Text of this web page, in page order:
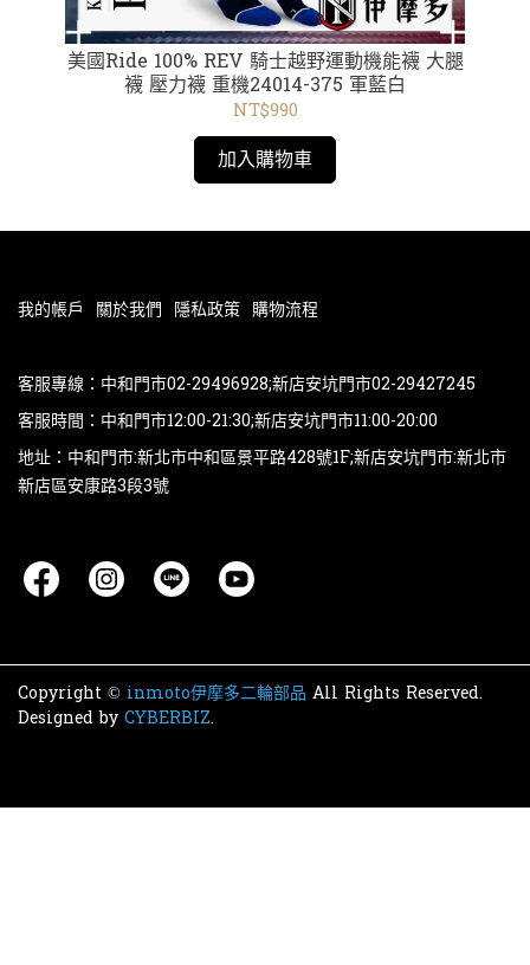
美國Ride 100% REV 騎士越野運動機能襪 大腿
襪 壓力襪 重機24014-375 軍藍白
NT$990
加入購物車
我的帳戶 關於我們 隱私政策 購物流程
客服專線：中和門市02-29496928;新店安坑門市02-29427245
客服時間：中和門市12:00-21:30;新店安坑門市11:00-20:00
地址：中和門市:新北市中和區景平路428號1F;新店安坑門市:新北市
新店區安康路3段3號
Copyright © inmoto伊摩多二輪部品 All Rights Reserved.
Designed by CYBERBIZ.